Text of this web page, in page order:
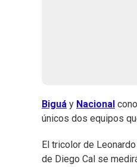
Biguá y Nacional
únicos dos equipos
El tricolor de
de Diego Cal se